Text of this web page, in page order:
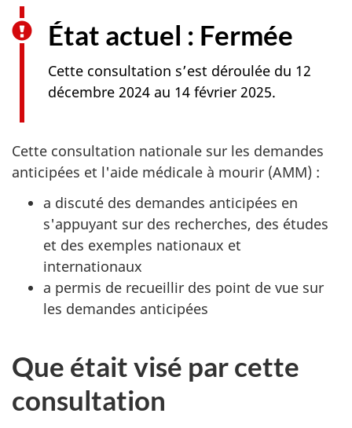
État actuel : Fermée
Cette consultation s’est déroulée du 12
décembre 2024 au 14 février 2025.
Cette consultation nationale sur les demandes
anticipées et l'aide médicale à mourir (AMM) :
a discuté des demandes anticipées en
s'appuyant sur des recherches, des études
et des exemples nationaux et
internationaux
a permis de recueillir des point de vue sur
les demandes anticipées
Que était visé par cette
consultation